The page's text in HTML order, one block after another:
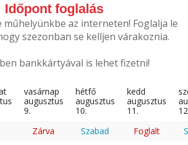
Időpont foglalás
műhelyünkbe az interneten! Foglalja le
szezonban se kelljen várakoznia.
bankkártyával is lehet fizetni!
vasárnap
augusztus
9.
hétfő
augusztus
10.
kedd
augusztus
11.
Zárva Szabad Foglalt